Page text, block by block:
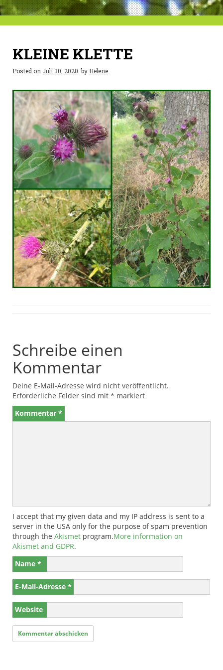
KLEINE KLETTE
Posted on Juli 30, 2020 by Helene
Schreibe einen
Kommentar
Deine E-Mail-Adresse wird nicht veröffentlicht.
Erforderliche Felder sind mit * markiert
Kommentar *
I accept that my given data and my IP address is sent to a
server in the USA only for the purpose of spam prevention
through the Akismet program.More information on
Akismet and GDPR.
Name *
E-Mail-Adresse *
Website